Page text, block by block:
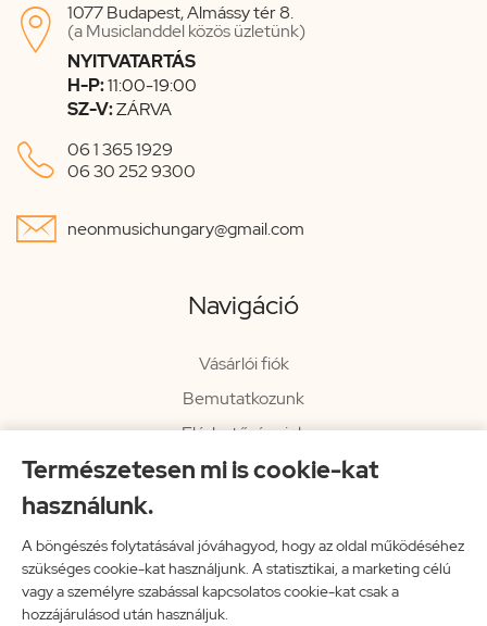
Természetesen mi is cookie-kat
használunk.
A böngészés folytatásával jóváhagyod, hogy az oldal működéséhez
szükséges cookie-kat használjunk. A statisztikai, a marketing célú
vagy a személyre szabással kapcsolatos cookie-kat csak a
hozzájárulásod után használjuk.

1077 Budapest, Almássy tér 8.
(a Musiclanddel közös üzletünk)
NYITVATARTÁS
H-P:11:00-19:00
SZ-V:ZÁRVA
 06 1 365 1929
06 30 252 9300
 neonmusichungary@gmail.com
Navigáció
Vásárlói fiók
Bemutatkozunk
Elérhetőségeink
Hírlevél
Impresszum
Vissza a főoldalra